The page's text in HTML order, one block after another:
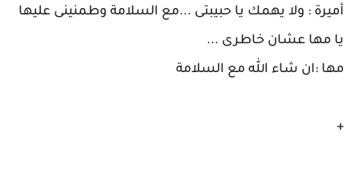
أميرة : ولا يهمك يا حبيبتى ...مع السلامة وطمنينى عليها
يا مها عشان خاطرى ...
مها :ان شاء الله مع السلامة
+